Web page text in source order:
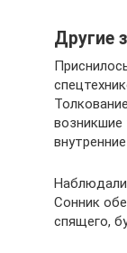
Другие
возникшие
Наблюдали
Сонник
спящего,